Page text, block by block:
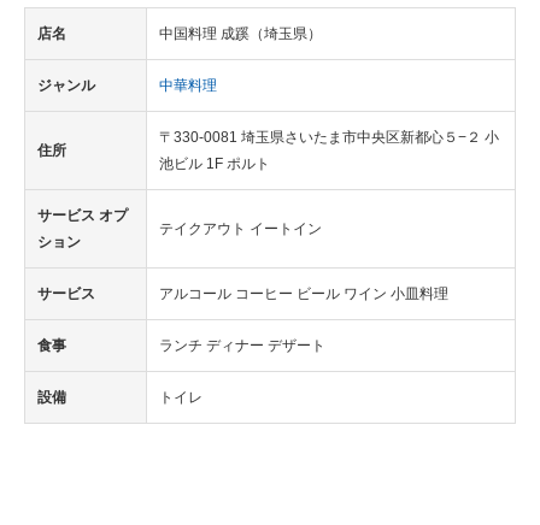
店名 中国料理 成蹊（埼玉県）
ジャンル 中華料理
住所
〒330-0081 埼玉県さいたま市中央区新都心５−２ 小
池ビル 1F ポルト
サービス オプ
ション
テイクアウト イートイン
サービス アルコール コーヒー ビール ワイン 小皿料理
食事 ランチ ディナー デザート
設備 トイレ